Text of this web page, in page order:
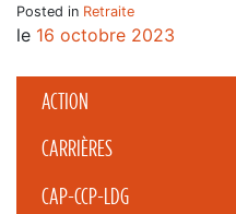
ACTION
CARRIÈRES
CAP-CCP-LDG
Posted in Retraite
le 16 octobre 2023